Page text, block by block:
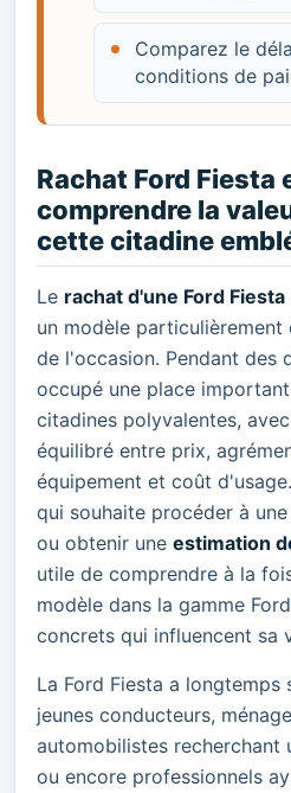
Comparez le
conditions de
Rachat Ford Fiesta
comprendre la
cette citadine
Le rachat d'une Ford Fiesta
un modèle particulièrement
de l'occasion. Pendant des
occupé une place
citadines polyvalentes,
équilibré entre prix,
équipement et coût
qui souhaite procéder à une
ou obtenir une estimation
utile de comprendre à la
modèle dans la gamme
concrets qui influencent sa
La Ford Fiesta a longtemps
jeunes conducteurs,
automobilistes recherchant
ou encore professionnels